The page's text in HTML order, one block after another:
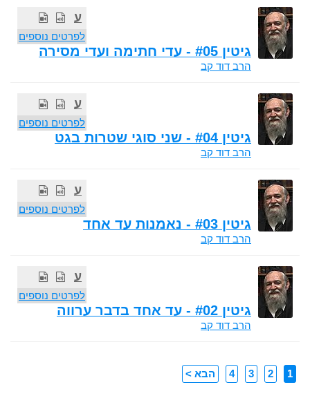
ע
לפרטים נוספים
גיטין #05 - עדי חתימה ועדי מסירה
הרב דוד קב
ע
לפרטים נוספים
גיטין #04 - שני סוגי שטרות בגט
הרב דוד קב
ע
לפרטים נוספים
גיטין #03 - נאמנות עד אחד
הרב דוד קב
ע
לפרטים נוספים
גיטין #02 - עד אחד בדבר ערווה
הרב דוד קב
1
2
3
4 הבא >